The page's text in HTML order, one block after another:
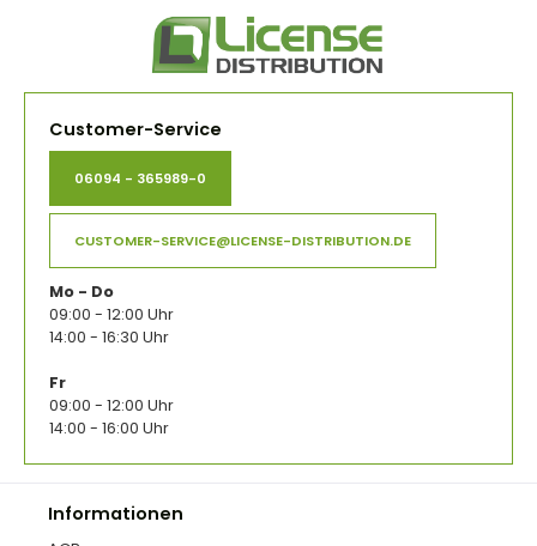
Customer-Service
06094 - 365989-0
CUSTOMER-SERVICE@LICENSE-DISTRIBUTION.DE
Mo - Do
09:00 - 12:00 Uhr
14:00 - 16:30 Uhr
Fr
09:00 - 12:00 Uhr
14:00 - 16:00 Uhr
Informationen